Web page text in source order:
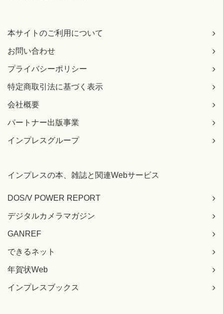
本サイトのご利用について
お問い合わせ
プライバシーポリシー
特定商取引法に基づく表示
会社概要
パートナー出版事業
インプレスグループ
インプレスの本、雑誌と関連Webサービス
DOS/V POWER REPORT
デジタルカメラマガジン
GANREF
できるネット
年賀状Web
インプレスブックス